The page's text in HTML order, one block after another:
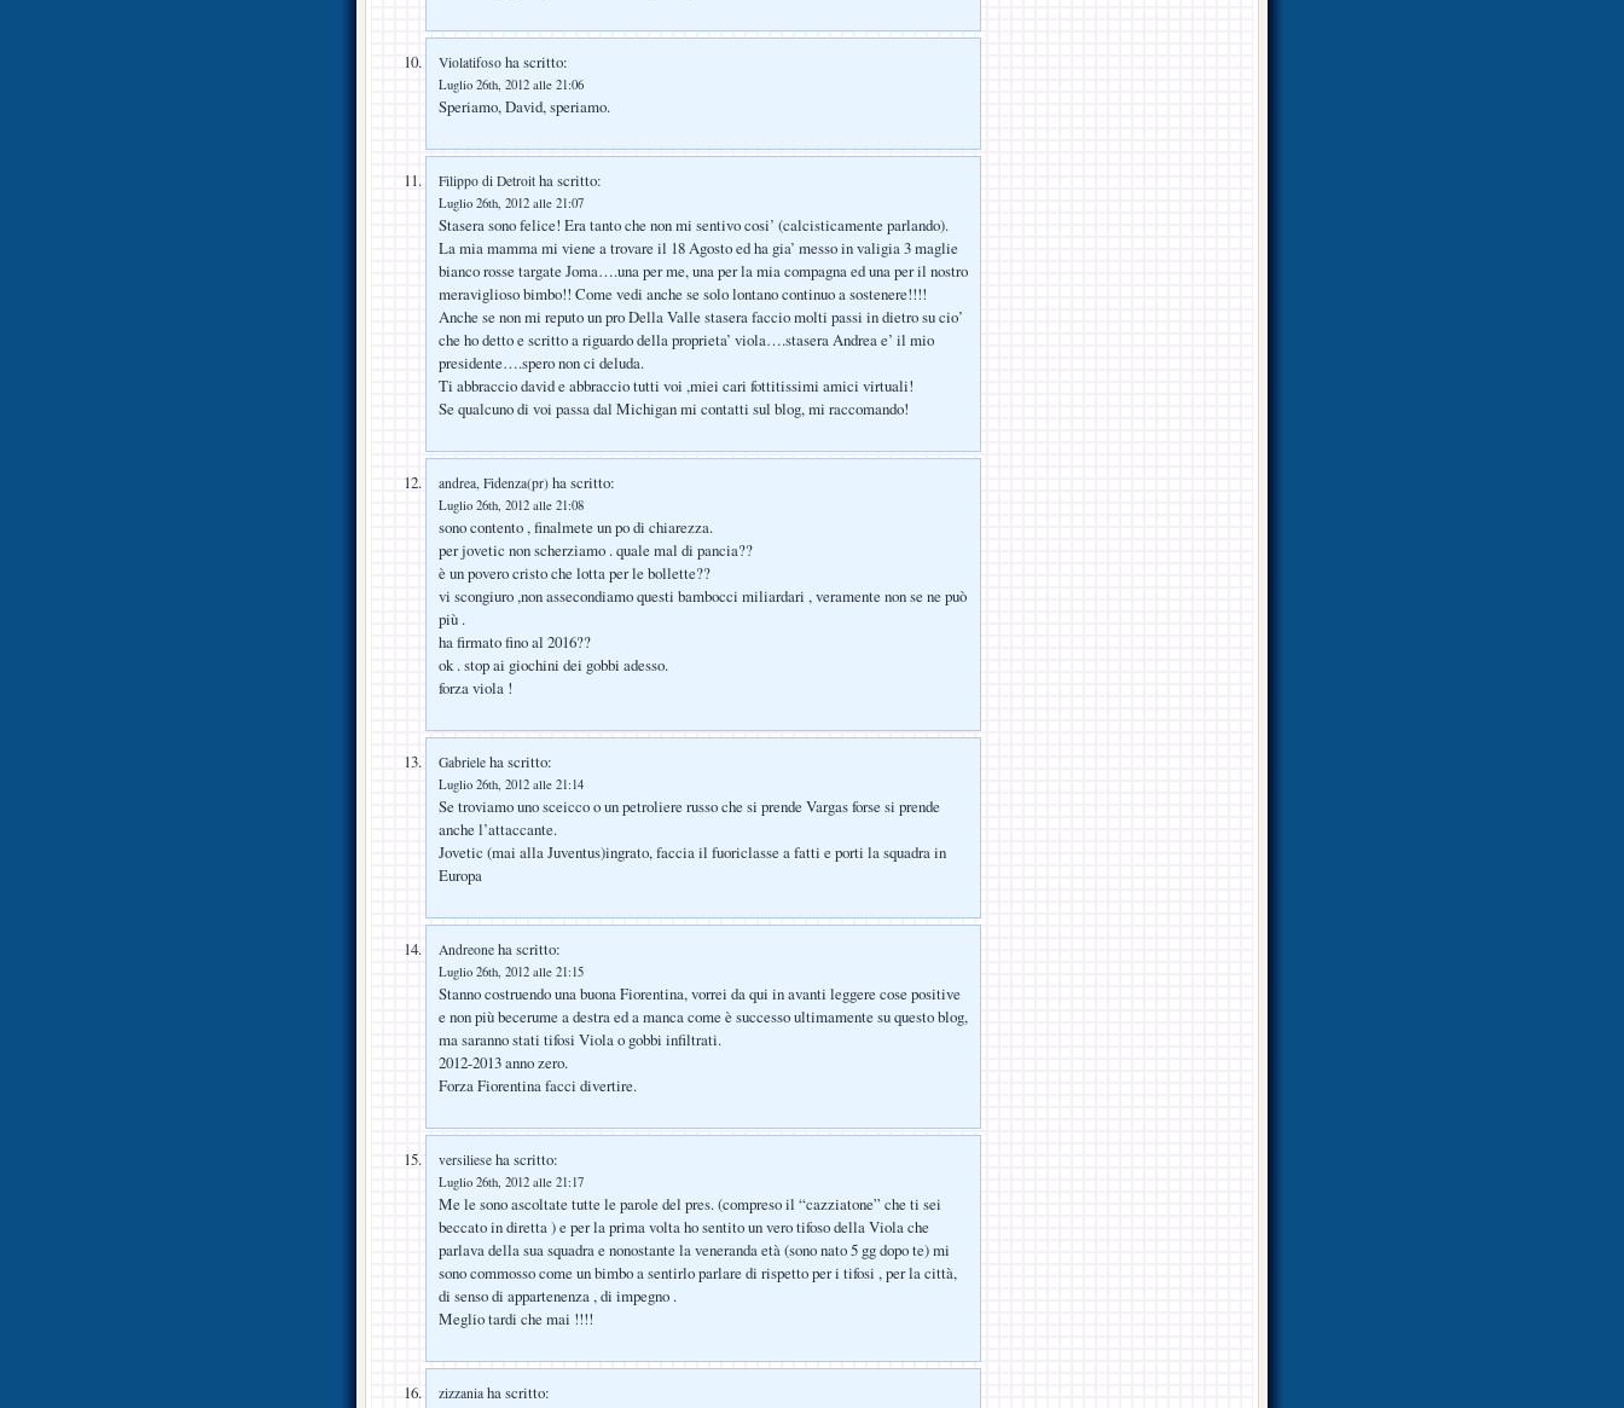
Violatifoso ha scritto:
Luglio 26th, 2012 alle 21:06
Speriamo, David, speriamo.
Filippo di Detroit ha scritto:
Luglio 26th, 2012 alle 21:07
Stasera sono felice! Era tanto che non mi sentivo cosi’ (calcisticamente parlando).
La mia mamma mi viene a trovare il 18 Agosto ed ha gia’ messo in valigia 3 maglie
bianco rosse targate Joma….una per me, una per la mia compagna ed una per il nostro
meraviglioso bimbo!! Come vedi anche se solo lontano continuo a sostenere!!!!
Anche se non mi reputo un pro Della Valle stasera faccio molti passi in dietro su cio’
che ho detto e scritto a riguardo della proprieta’ viola….stasera Andrea e’ il mio
presidente….spero non ci deluda.
Ti abbraccio david e abbraccio tutti voi ,miei cari fottitissimi amici virtuali!
Se qualcuno di voi passa dal Michigan mi contatti sul blog, mi raccomando!
andrea, Fidenza(pr) ha scritto:
Luglio 26th, 2012 alle 21:08
sono contento , finalmete un po di chiarezza.
per jovetic non scherziamo . quale mal di pancia??
è un povero cristo che lotta per le bollette??
vi scongiuro ,non assecondiamo questi bambocci miliardari , veramente non se ne può
più .
ha firmato fino al 2016??
ok . stop ai giochini dei gobbi adesso.
forza viola !
Gabriele ha scritto:
Luglio 26th, 2012 alle 21:14
Se troviamo uno sceicco o un petroliere russo che si prende Vargas forse si prende
anche l’attaccante.
Jovetic (mai alla Juventus)ingrato, faccia il fuoriclasse a fatti e porti la squadra in
Europa
Andreone ha scritto:
Luglio 26th, 2012 alle 21:15
Stanno costruendo una buona Fiorentina, vorrei da qui in avanti leggere cose positive
e non più becerume a destra ed a manca come è successo ultimamente su questo blog,
ma saranno stati tifosi Viola o gobbi infiltrati.
2012-2013 anno zero.
Forza Fiorentina facci divertire.
versiliese ha scritto:
Luglio 26th, 2012 alle 21:17
Me le sono ascoltate tutte le parole del pres. (compreso il “cazziatone” che ti sei
beccato in diretta ) e per la prima volta ho sentito un vero tifoso della Viola che
parlava della sua squadra e nonostante la veneranda età (sono nato 5 gg dopo te) mi
sono commosso come un bimbo a sentirlo parlare di rispetto per i tifosi , per la città,
di senso di appartenenza , di impegno .
Meglio tardi che mai !!!!
zizzania ha scritto: